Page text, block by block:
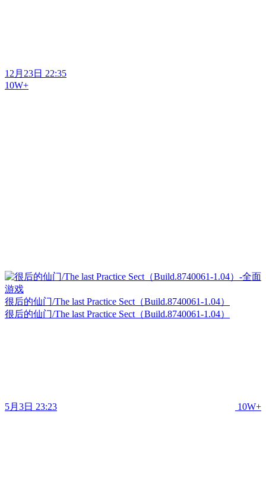
12月23日 22:35
10W+
很后的仙门/The last Practice Sect（Build.8740061-1.04）
很后的仙门/The last Practice Sect（Build.8740061-1.04）
5月3日 23:23 10W+